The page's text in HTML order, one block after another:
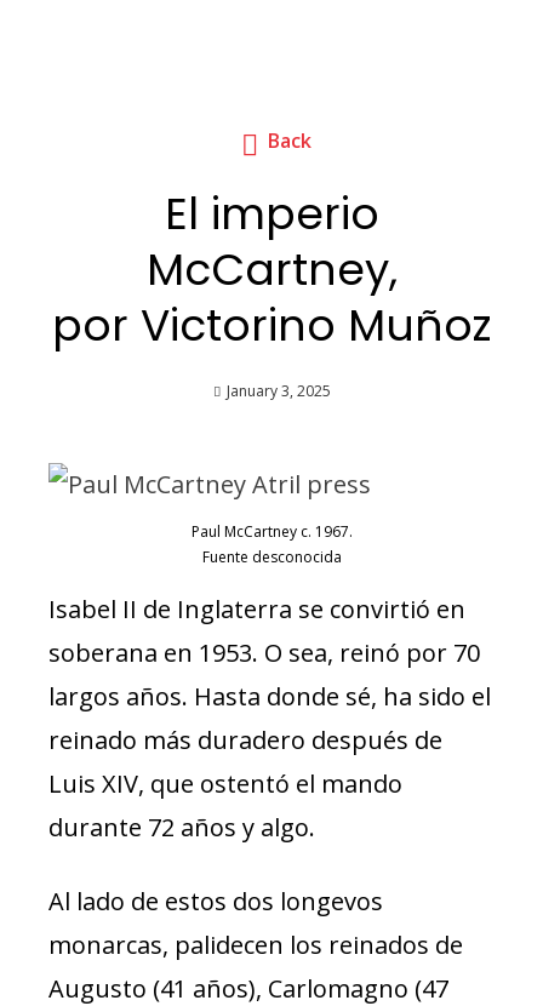
Back
El imperio
McCartney,
por Victorino Muñoz
January 3, 2025
Paul McCartney c. 1967.
Fuente desconocida
Isabel II de Inglaterra se convirtió en
soberana en 1953. O sea, reinó por 70
largos años. Hasta donde sé, ha sido el
reinado más duradero después de
Luis XIV, que ostentó el mando
durante 72 años y algo.
Al lado de estos dos longevos
monarcas, palidecen los reinados de
Augusto (41 años), Carlomagno (47